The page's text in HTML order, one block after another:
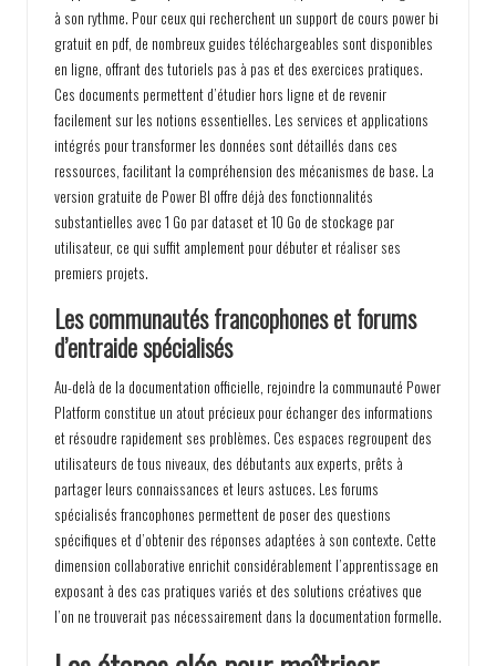
à son rythme. Pour ceux qui recherchent un support de cours power bi
gratuit en pdf, de nombreux guides téléchargeables sont disponibles
en ligne, offrant des tutoriels pas à pas et des exercices pratiques.
Ces documents permettent d’étudier hors ligne et de revenir
facilement sur les notions essentielles. Les services et applications
intégrés pour transformer les données sont détaillés dans ces
ressources, facilitant la compréhension des mécanismes de base. La
version gratuite de Power BI offre déjà des fonctionnalités
substantielles avec 1 Go par dataset et 10 Go de stockage par
utilisateur, ce qui suffit amplement pour débuter et réaliser ses
premiers projets.
Les communautés francophones et forums
d’entraide spécialisés
Au-delà de la documentation officielle, rejoindre la communauté Power
Platform constitue un atout précieux pour échanger des informations
et résoudre rapidement ses problèmes. Ces espaces regroupent des
utilisateurs de tous niveaux, des débutants aux experts, prêts à
partager leurs connaissances et leurs astuces. Les forums
spécialisés francophones permettent de poser des questions
spécifiques et d’obtenir des réponses adaptées à son contexte. Cette
dimension collaborative enrichit considérablement l’apprentissage en
exposant à des cas pratiques variés et des solutions créatives que
l’on ne trouverait pas nécessairement dans la documentation formelle.